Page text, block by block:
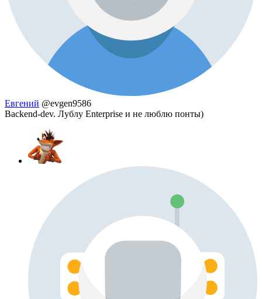
Евгений @evgen9586
Backend-dev. Лублу Enterprise и не люблю понты)